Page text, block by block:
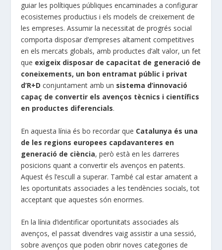
guiar les polítiques públiques encaminades a configurar
ecosistemes productius i els models de creixement de
les empreses. Assumir la necessitat de progrés social
comporta disposar d’empreses altament competitives
en els mercats globals, amb productes d’alt valor, un fet
que exigeix disposar de capacitat de generació de
coneixements, un bon entramat públic i privat
d’R+D conjuntament amb un sistema d’innovació
capaç de convertir els avenços tècnics i científics
en productes diferencials.
En aquesta línia és bo recordar que Catalunya és una
de les regions europees capdavanteres en
generació de ciència, però està en les darreres
posicions quant a convertir els avenços en patents.
Aquest és l’escull a superar. També cal estar amatent a
les oportunitats associades a les tendències socials, tot
acceptant que aquestes són enormes.
En la línia d’identificar oportunitats associades als
avenços, el passat divendres vaig assistir a una sessió,
sobre avenços que poden obrir noves categories de